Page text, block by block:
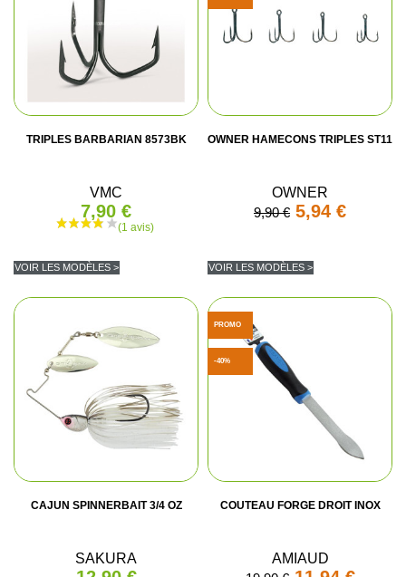
TRIPLES BARBARIAN 8573BK
VMC
7,90 €
VOIR LES MODÈLES >
OWNER HAMECONS TRIPLES ST11
OWNER
9,90 € 5,94 €
VOIR LES MODÈLES >
CAJUN SPINNERBAIT 3/4 OZ
SAKURA
COUTEAU FORGE DROIT INOX
AMIAUD
PROMO
-40%